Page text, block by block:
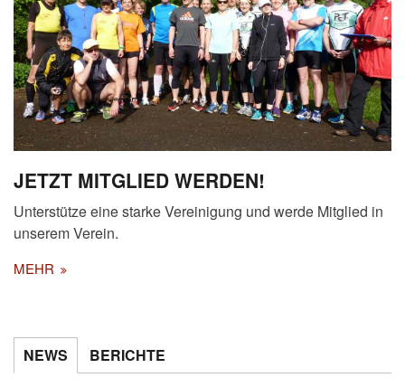
JETZT MITGLIED WERDEN!
Unterstütze eine starke Vereinigung und werde Mitglied in
unserem Verein.
MEHR
NEWS BERICHTE